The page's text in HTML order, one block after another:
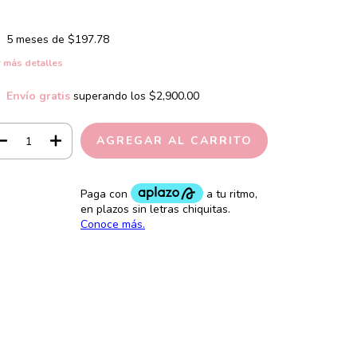
5 meses de $197.78
más detalles
Envío gratis superando los $2,900.00